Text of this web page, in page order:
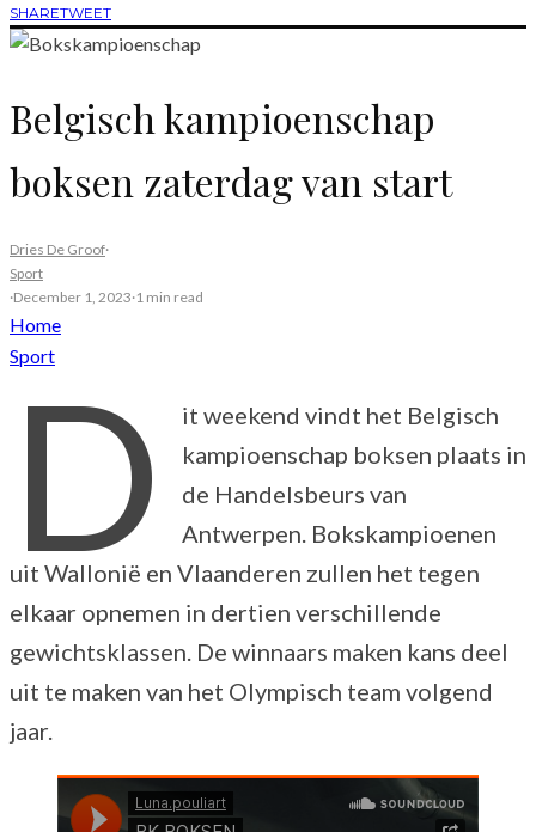
SHARETWEET
Belgisch kampioenschap
boksen zaterdag van start
Dries De Groof·
Sport
·December 1, 2023·1 min read
Home
Sport
D
it weekend vindt het Belgisch
kampioenschap boksen plaats in
de Handelsbeurs van
Antwerpen. Bokskampioenen
uit Wallonië en Vlaanderen zullen het tegen
elkaar opnemen in dertien verschillende
gewichtsklassen. De winnaars maken kans deel
uit te maken van het Olympisch team volgend
jaar.